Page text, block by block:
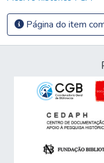
Página do item